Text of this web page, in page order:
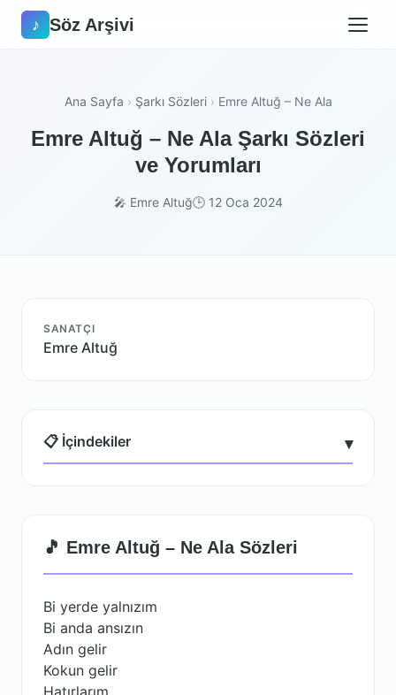
♪ Söz Arşivi
Ana Sayfa › Şarkı Sözleri › Emre Altuğ – Ne Ala
Emre Altuğ – Ne Ala Şarkı Sözleri
ve Yorumları
🎤 Emre Altuğ🕒 12 Oca 2024
SANATÇI
Emre Altuğ
📋 İçindekiler ▾
🎵 Emre Altuğ – Ne Ala Sözleri
Bi yerde yalnızım
Bi anda ansızın
Adın gelir
Kokun gelir
Hatırlarım